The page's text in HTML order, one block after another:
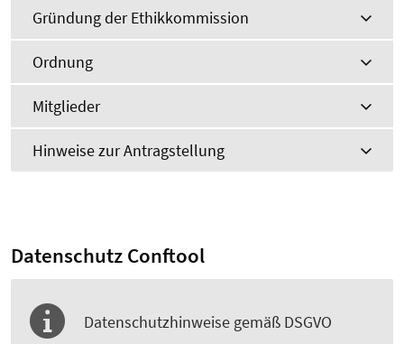
Gründung der Ethikkommission
Ordnung
Mitglieder
Hinweise zur Antragstellung
Datenschutz Conftool
Datenschutzhinweise gemäß DSGVO